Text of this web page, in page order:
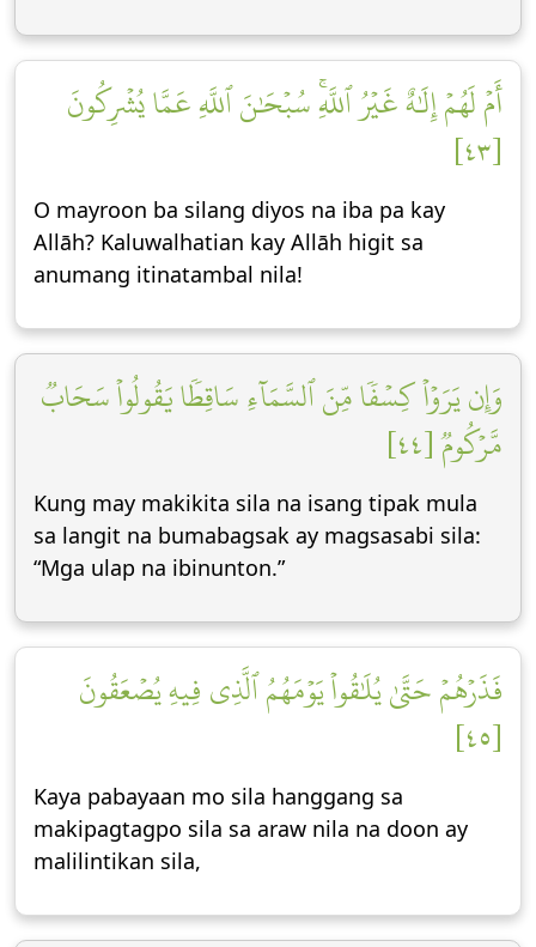
أَمۡ لَهُمۡ إِلَٰهٌ غَيۡرُ ٱللَّهِۚ سُبۡحَٰنَ ٱللَّهِ عَمَّا يُشۡرِكُونَ
[٤٣]
O mayroon ba silang diyos na iba pa kay
Allāh? Kaluwalhatian kay Allāh higit sa
anumang itinatambal nila!
وَإِن يَرَوۡاْ كِسۡفٗا مِّنَ ٱلسَّمَآءِ سَاقِطٗا يَقُولُواْ سَحَابٞ
مَّرۡكُومٞ [٤٤]
Kung may makikita sila na isang tipak mula
sa langit na bumabagsak ay magsasabi sila:
“Mga ulap na ibinunton.”
فَذَرۡهُمۡ حَتَّىٰ يُلَٰقُواْ يَوۡمَهُمُ ٱلَّذِي فِيهِ يُصۡعَقُونَ
[٤٥]
Kaya pabayaan mo sila hanggang sa
makipagtagpo sila sa araw nila na doon ay
malilintikan sila,